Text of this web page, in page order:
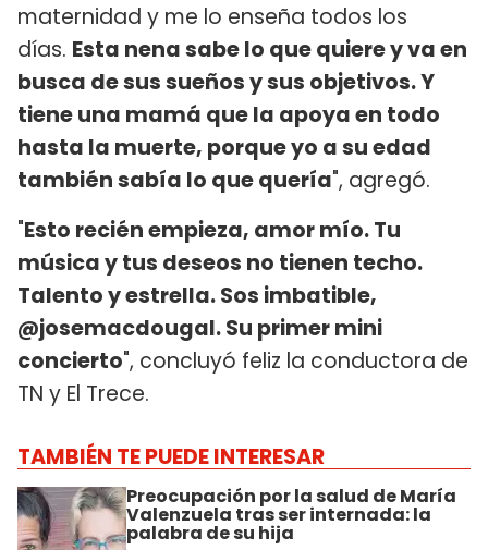
maternidad y me lo enseña todos los
días. Esta nena sabe lo que quiere y va en
busca de sus sueños y sus objetivos. Y
tiene una mamá que la apoya en todo
hasta la muerte, porque yo a su edad
también sabía lo que quería", agregó.
"Esto recién empieza, amor mío. Tu
música y tus deseos no tienen techo.
Talento y estrella. Sos imbatible,
@josemacdougal. Su primer mini
concierto", concluyó feliz la conductora de
TN y El Trece.
TAMBIÉN TE PUEDE INTERESAR
Preocupación por la salud de María
Valenzuela tras ser internada: la
palabra de su hija